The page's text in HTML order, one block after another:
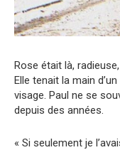
Rose était là,
Elle tenait la main
visage. Paul ne se
depuis des années.
« Si seulement je